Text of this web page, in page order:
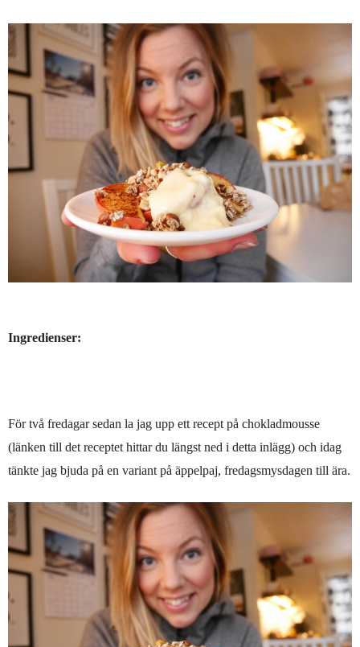
Ingredienser:
För två fredagar sedan la jag upp ett recept på chokladmousse
(länken till det receptet hittar du längst ned i detta inlägg) och idag
tänkte jag bjuda på en variant på äppelpaj, fredagsmysdagen till ära.